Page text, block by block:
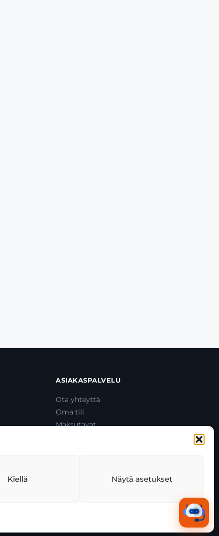
Kiellä Näytä asetukset
ASIAKASPALVELU
Ota yhteyttä
Oma tili
Maksutavat
asiakaspalvelu@toolcat.fi